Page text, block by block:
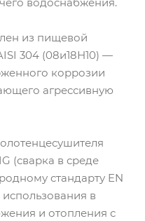
из пищевой
304 (08и18Н10) —
коррозии
агрессивную
(сварка в среде
стандарту EN
в
и отопления с